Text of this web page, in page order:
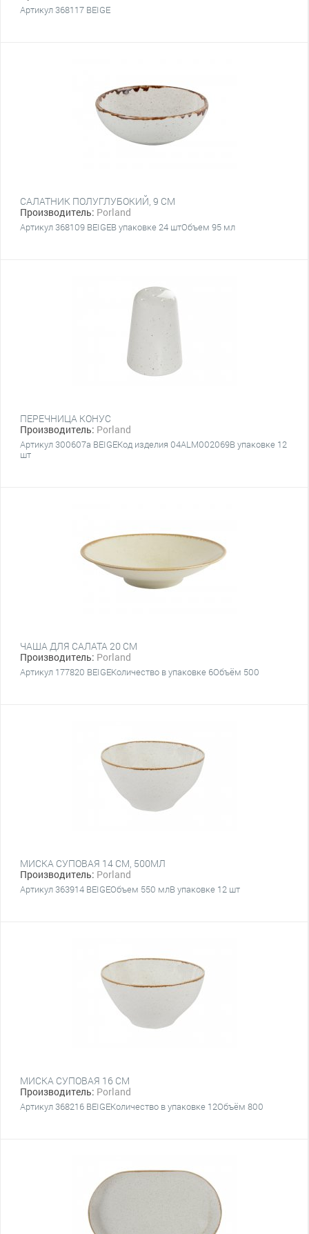
Артикул 368117 BEIGE
САЛАТНИК ПОЛУГЛУБОКИЙ, 9 СМ
Производитель: Porland
Артикул 368109 BEIGEВ упаковке 24 штОбъем 95 мл
ПЕРЕЧНИЦА КОНУС
Производитель: Porland
Артикул 300607a BEIGEКод изделия 04ALM002069В упаковке 12
шт
ЧАША ДЛЯ САЛАТА 20 CM
Производитель: Porland
Артикул 177820 BEIGEКоличество в упаковке 6Объём 500
МИСКА СУПОВАЯ 14 СМ, 500МЛ
Производитель: Porland
Артикул 363914 BEIGEОбъем 550 млВ упаковке 12 шт
МИСКА СУПОВАЯ 16 СМ
Производитель: Porland
Артикул 368216 BEIGEКоличество в упаковке 12Объём 800